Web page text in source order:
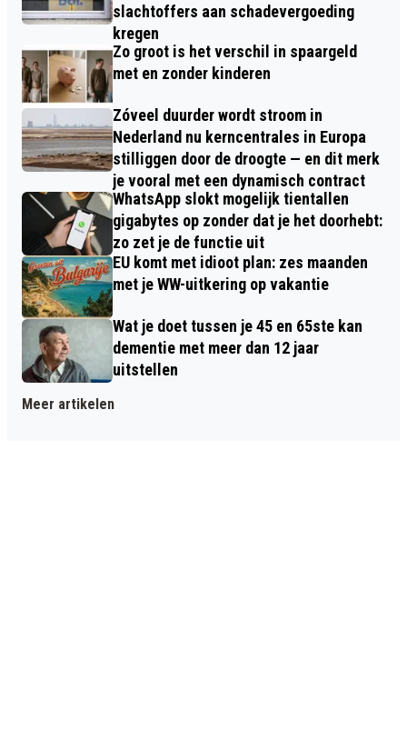
slachtoffers aan schadevergoeding
kregen
Zo groot is het verschil in spaargeld
met en zonder kinderen
Zóveel duurder wordt stroom in
Nederland nu kerncentrales in Europa
stilliggen door de droogte — en dit merk
je vooral met een dynamisch contract
WhatsApp slokt mogelijk tientallen
gigabytes op zonder dat je het doorhebt:
zo zet je de functie uit
EU komt met idioot plan: zes maanden
met je WW-uitkering op vakantie
Wat je doet tussen je 45 en 65ste kan
dementie met meer dan 12 jaar
uitstellen
Meer artikelen